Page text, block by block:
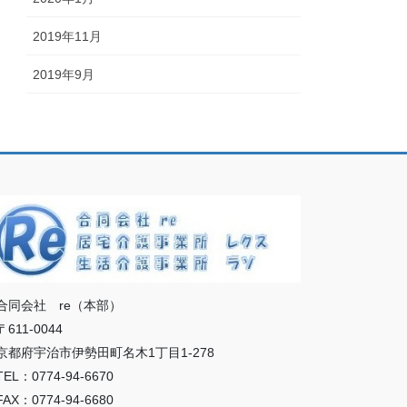
2019年11月
2019年9月
同会社 re（本部）
611-0044
都府宇治市伊勢田町名木1丁目1-278
：0774-94-6670
：0774-94-6680